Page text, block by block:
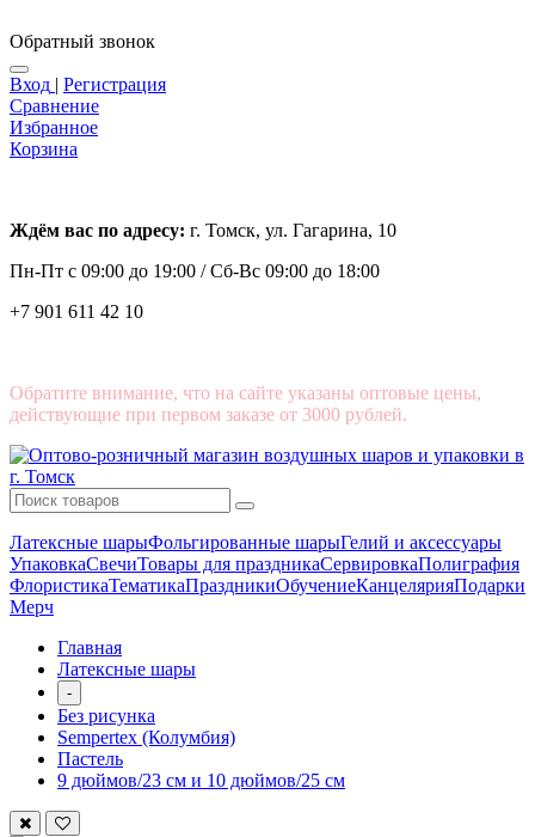
Обратный звонок
Вход | Регистрация
Сравнение
Избранное
Корзина
Ждём вас по адресу: г. Томск, ул. Гагарина, 10
Пн-Пт с 09:00 до 19:00 /Сб-Вс 09:00 до 18:00
+7 901 611 42 10
Обратите внимание, что на сайте указаны оптовые цены,
действующие при первом заказе от 3000 рублей.
Латексные шарыФольгированные шарыГелий и аксессуары
УпаковкаСвечиТовары для праздникаСервировкаПолиграфия
ФлористикаТематикаПраздникиОбучениеКанцелярияПодарки
Мерч
Главная
Латексные шары
-
Без рисунка
Sempertex (Колумбия)
Пастель
9 дюймов/23 см и 10 дюймов/25 см